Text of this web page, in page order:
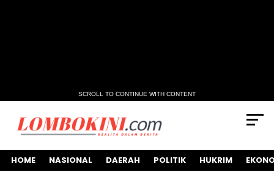
SCROLL TO CONTINUE WITH CONTENT
HOME NASIONAL DAERAH POLITIK HUKRIM